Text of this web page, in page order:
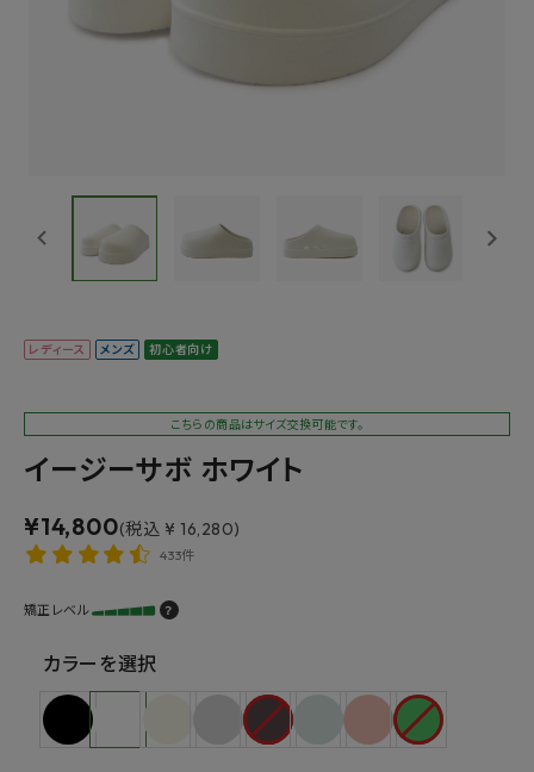
レディース メンズ 初心者向け
こちらの商品はサイズ交換可能です。
イージーサボ ホワイト
¥14,800(税込 ¥ 16,280)
433件
矯正レベル ？
カラーを選択